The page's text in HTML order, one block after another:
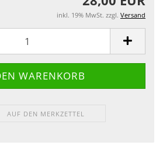
inkl. 19% MwSt. zzgl. Versand
AUF DEN MERKZETTEL